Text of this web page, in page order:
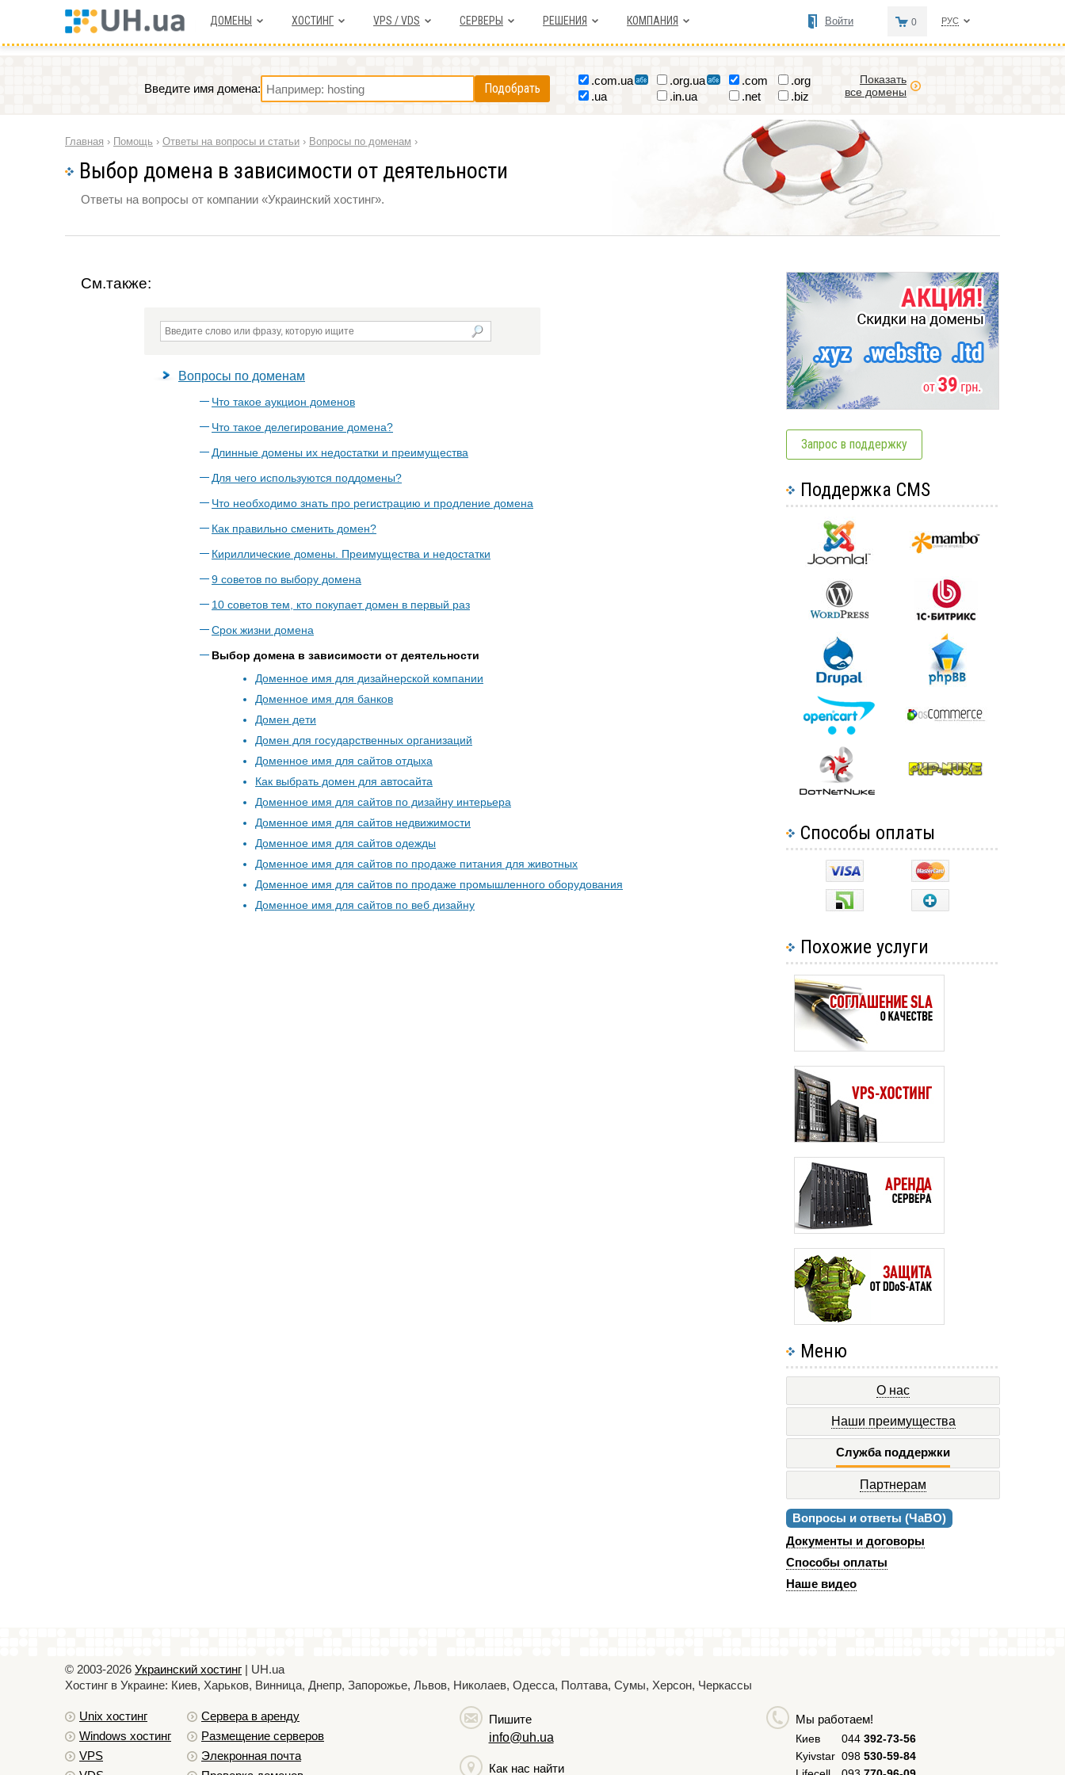
ДОМЕНЫ ХОСТИНГ VPS / VDS СЕРВЕРЫ РЕШЕНИЯ КОМПАНИЯ РУС
0
Войти
Введите имя домена: Подобрать
.com.ua .org.ua .com
.org
.ua
.in.ua .net .biz
Показать
все домены
Главная › Помощь › Ответы на вопросы и статьи › Вопросы по доменам ›
Выбор домена в зависимости от деятельности
Ответы на вопросы от компании «Украинский хостинг».
См.также:
Вопросы по доменам
Что такое аукцион доменов
Что такое делегирование домена?
Длинные домены их недостатки и преимущества
Для чего используются поддомены?
Что необходимо знать про регистрацию и продление домена
Как правильно сменить домен?
Кириллические домены. Преимущества и недостатки
9 советов по выбору домена
10 советов тем, кто покупает домен в первый раз
Срок жизни домена
Выбор домена в зависимости от деятельности
Доменное имя для дизайнерской компании
Доменное имя для банков
Домен дети
Домен для государственных организаций
Доменное имя для сайтов отдыха
Как выбрать домен для автосайта
Доменное имя для сайтов по дизайну интерьера
Доменное имя для сайтов недвижимости
Доменное имя для сайтов одежды
Доменное имя для сайтов по продаже питания для животных
Доменное имя для сайтов по продаже промышленного оборудования
Доменное имя для сайтов по веб дизайну
Запрос в поддержку
Поддержка CMS
Способы оплаты
Похожие услуги
Меню
О нас
Наши преимущества
Служба поддержки
Партнерам
Вопросы и ответы (ЧаВО)
Документы и договоры
Способы оплаты
Наше видео
© 2003-2026 Украинский хостинг | UH.ua
Хостинг в Украине: Киев, Харьков, Винница, Днепр, Запорожье, Львов, Николаев, Одесса, Полтава, Сумы, Херсон, Черкассы
Unix хостинг
Windows хостинг
VPS
Сервера в аренду
Размещение серверов
Элекронная почта
Пишите
info@uh.ua
Как нас найти
Мы работаем!
Киев 044 392-73-56
Kyivstar 098 530-59-84